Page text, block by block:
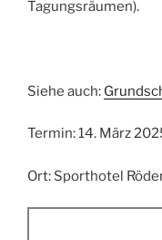
Tagungsräumen).
Siehe auch:
Termin: 14. März
Ort: Sporthotel